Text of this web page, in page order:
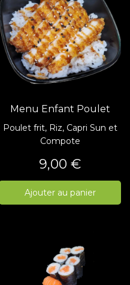
Menu Enfant Poulet
Poulet frit, Riz, Capri Sun et
Compote
Prix
9,00 €
Ajouter au panier